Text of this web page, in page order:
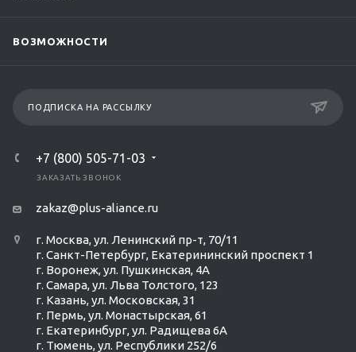
ВОЗМОЖНОСТИ
ПОДПИСКА НА РАССЫЛКУ
+7 (800) 505-71-03
ЗАКАЗАТЬ ЗВОНОК
zakaz@plus-aliance.ru
г. Москва, ул. Ленинский пр-т, 70/11
г. Санкт-Петербург, Екатерининский проспект 1
г. Воронеж, ул. Пушкинская, 4А
г. Самара, ул. Льва Толстого, 123
г. Казань, ул. Московская, 31
г. Пермь, ул. Монастырская, 61
г. Екатеринбург, ул. Радищева 6А
г. Тюмень, ул. Республики 252/6